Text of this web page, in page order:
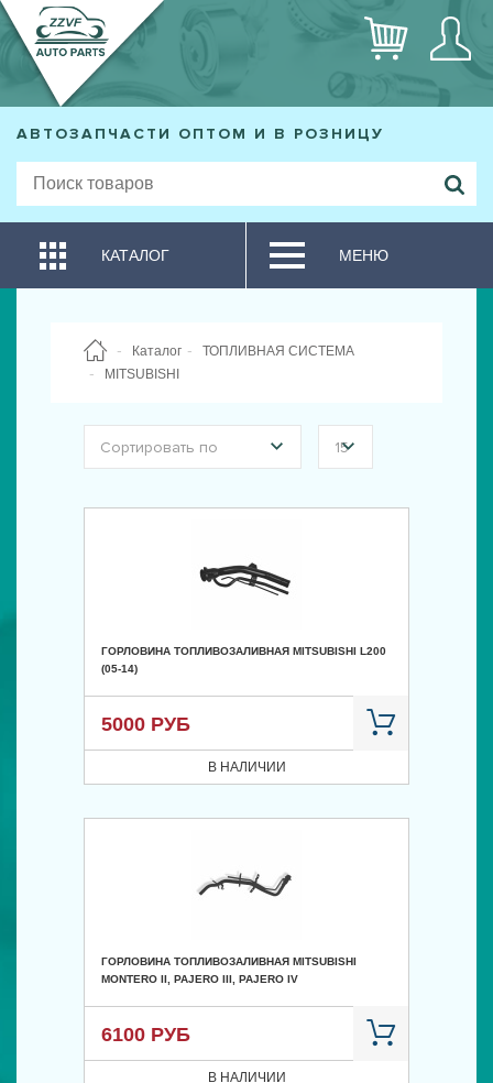
АВТОЗАПЧАСТИ ОПТОМ И В РОЗНИЦУ
КАТАЛОГ МЕНЮ
Каталог
ТОПЛИВНАЯ СИСТЕМА
MITSUBISHI
Сортировать по 15
ГОРЛОВИНА ТОПЛИВОЗАЛИВНАЯ MITSUBISHI L200
(05-14)
5000 РУБ
В НАЛИЧИИ
ГОРЛОВИНА ТОПЛИВОЗАЛИВНАЯ MITSUBISHI
MONTERO II, PAJERO III, PAJERO IV
6100 РУБ
В НАЛИЧИИ